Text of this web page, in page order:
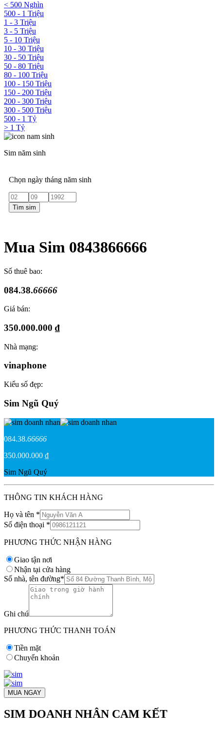
< 500 Nghìn
500 - 1 Triệu
1 - 3 Triệu
3 - 5 Triệu
5 - 10 Triệu
10 - 30 Triệu
30 - 50 Triệu
50 - 80 Triệu
80 - 100 Triệu
100 - 150 Triệu
150 - 200 Triệu
200 - 300 Triệu
300 - 500 Triệu
500 - 1 Tỷ
> 1 Tỷ
Sim năm sinh
Chọn ngày tháng năm sinh
Tìm sim
Mua Sim 0843866666
Số thuê bao:
084.38.66666
Giá bán:
350.000.000 ₫
Nhà mạng:
vinaphone
Kiểu số đẹp:
Sim Ngũ Quý
084.38.66666
350.000.000 ₫
Sim Ngũ Quý
THÔNG TIN KHÁCH HÀNG
Họ và tên *
Số điện thoại *
PHƯƠNG THỨC NHẬN HÀNG
Giao tận nơi
Nhận tại cửa hàng
Số nhà, tên đường*
Ghi chú
PHƯƠNG THỨC THANH TOÁN
Tiền mặt
Chuyển khoản
MUA NGAY
SIM DOANH NHÂN CAM KẾT